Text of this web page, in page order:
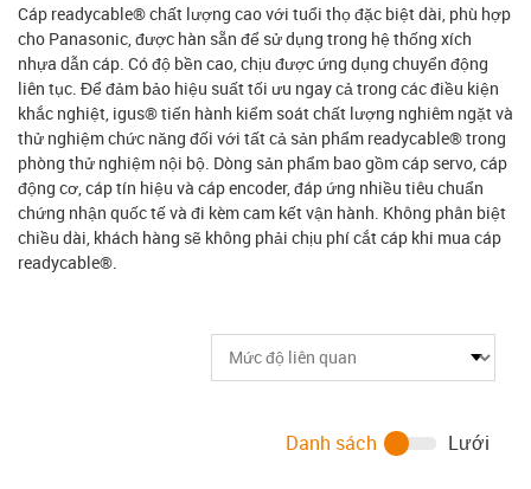
Cáp readycable® chất lượng cao với tuổi thọ đặc biệt dài, phù hợp
cho Panasonic, được hàn sẵn để sử dụng trong hệ thống xích
nhựa dẫn cáp. Có độ bền cao, chịu được ứng dụng chuyển động
liên tục. Để đảm bảo hiệu suất tối ưu ngay cả trong các điều kiện
khắc nghiệt, igus® tiến hành kiểm soát chất lượng nghiêm ngặt và
thử nghiệm chức năng đối với tất cả sản phẩm readycable® trong
phòng thử nghiệm nội bộ. Dòng sản phẩm bao gồm cáp servo, cáp
động cơ, cáp tín hiệu và cáp encoder, đáp ứng nhiều tiêu chuẩn
chứng nhận quốc tế và đi kèm cam kết vận hành. Không phân biệt
chiều dài, khách hàng sẽ không phải chịu phí cắt cáp khi mua cáp
readycable®.
Danh sách Lưới